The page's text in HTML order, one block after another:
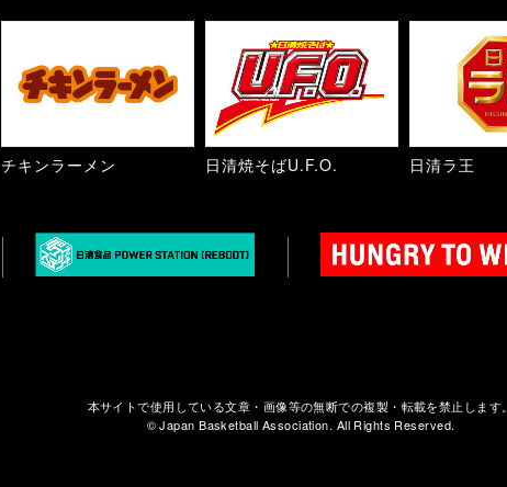
チキンラーメン 日清焼そばU.F.O. 日清ラ王
本サイトで使用している文章・画像等の無断での複製・転載を禁止します。
© Japan Basketball Association. All Rights Reserved.